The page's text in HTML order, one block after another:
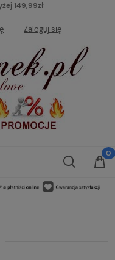
149,99zł
Zaloguj się